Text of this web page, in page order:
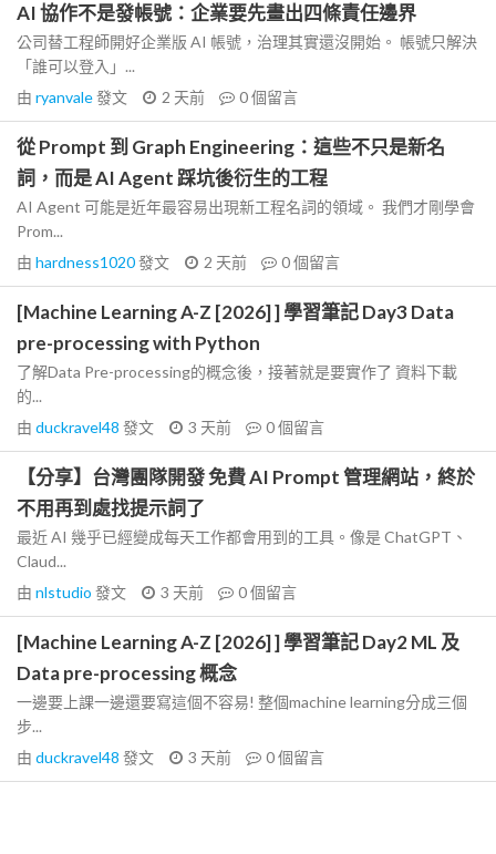
AI 協作不是發帳號：企業要先畫出四條責任邊界
公司替工程師開好企業版 AI 帳號，治理其實還沒開始。 帳號只解決
「誰可以登入」...
由 ryanvale發文 2 天前 0個留言
從 Prompt 到 Graph Engineering：這些不只是新名
詞，而是 AI Agent 踩坑後衍生的工程
AI Agent 可能是近年最容易出現新工程名詞的領域。 我們才剛學會
Prom...
由 hardness1020發文 2 天前 0個留言
[Machine Learning A-Z [2026] ] 學習筆記 Day3 Data
pre-processing with Python
了解Data Pre-processing的概念後，接著就是要實作了 資料下載
的...
由 duckravel48 發文 3 天前 0個留言
【分享】台灣團隊開發 免費 AI Prompt 管理網站，終於
不用再到處找提示詞了
最近 AI 幾乎已經變成每天工作都會用到的工具。像是 ChatGPT、
Claud...
由 nlstudio 發文 3 天前 0個留言
[Machine Learning A-Z [2026] ] 學習筆記 Day2 ML 及
Data pre-processing 概念
一邊要上課一邊還要寫這個不容易! 整個machine learning分成三個
步...
由 duckravel48 發文 3 天前 0個留言